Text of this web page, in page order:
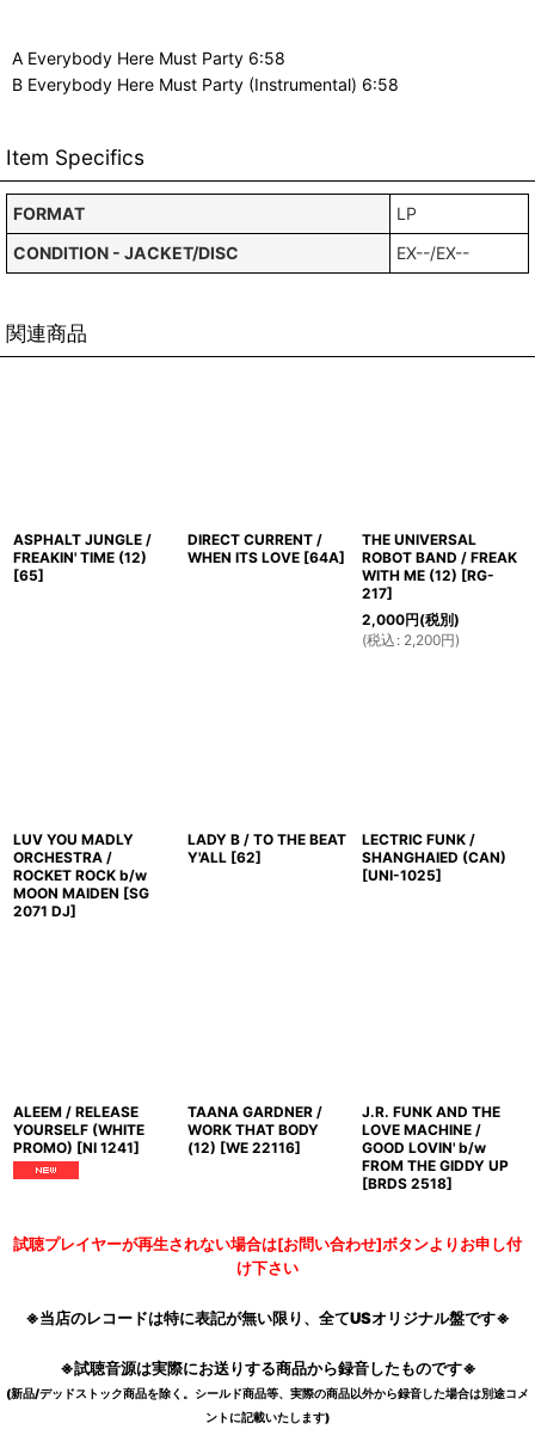
A Everybody Here Must Party 6:58
B Everybody Here Must Party (Instrumental) 6:58
Item Specifics
FORMAT
LP
CONDITION - JACKET/DISC
EX--/EX--
関連商品
ASPHALT JUNGLE /
FREAKIN' TIME (12)
[65]
DIRECT CURRENT /
WHEN ITS LOVE [64A]
THE UNIVERSAL
ROBOT BAND / FREAK
WITH ME (12) [RG-
217]
2,000円(税別)
(税込 : 2,200円)
LUV YOU MADLY
ORCHESTRA /
ROCKET ROCK b/w
MOON MAIDEN [SG
2071 DJ]
LADY B / TO THE BEAT
Y'ALL [62]
LECTRIC FUNK /
SHANGHAIED (CAN)
[UNI-1025]
ALEEM / RELEASE
YOURSELF (WHITE
PROMO) [NI 1241]
TAANA GARDNER /
WORK THAT BODY
(12) [WE 22116]
J.R. FUNK AND THE
LOVE MACHINE /
GOOD LOVIN' b/w
FROM THE GIDDY UP
[BRDS 2518]
試聴プレイヤーが再生されない場合は[お問い合わせ]ボタンよりお申し付
け下さい
※当店のレコードは特に表記が無い限り、全てUSオリジナル盤です※
※試聴音源は実際にお送りする商品から録音したものです※
(新品/デッドストック商品を除く。シールド商品等、実際の商品以外から録音した場合は別途コメ
ントに記載いたします)